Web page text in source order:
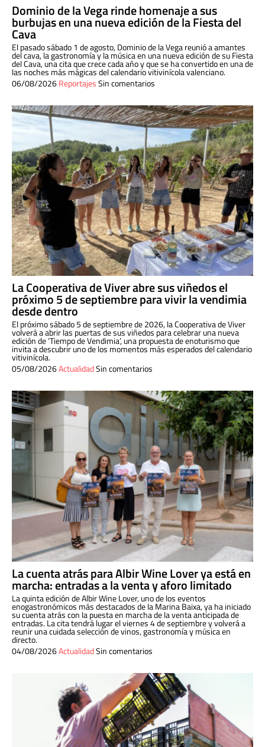
Dominio de la Vega rinde homenaje a sus
burbujas en una nueva edición de la Fiesta del
Cava
El pasado sábado 1 de agosto, Dominio de la Vega reunió a amantes
del cava, la gastronomía y la música en una nueva edición de su Fiesta
del Cava, una cita que crece cada año y que se ha convertido en una de
las noches más mágicas del calendario vitivinícola valenciano.
06/08/2026ReportajesSin comentarios
La Cooperativa de Viver abre sus viñedos el
próximo 5 de septiembre para vivir la vendimia
desde dentro
El próximo sábado 5 de septiembre de 2026, la Cooperativa de Viver
volverá a abrir las puertas de sus viñedos para celebrar una nueva
edición de ‘Tiempo de Vendimia’, una propuesta de enoturismo que
invita a descubrir uno de los momentos más esperados del calendario
vitivinícola.
05/08/2026ActualidadSin comentarios
La cuenta atrás para Albir Wine Lover ya está en
marcha: entradas a la venta y aforo limitado
La quinta edición de Albir Wine Lover, uno de los eventos
enogastronómicos más destacados de la Marina Baixa, ya ha iniciado
su cuenta atrás con la puesta en marcha de la venta anticipada de
entradas. La cita tendrá lugar el viernes 4 de septiembre y volverá a
reunir una cuidada selección de vinos, gastronomía y música en
directo.
04/08/2026ActualidadSin comentarios